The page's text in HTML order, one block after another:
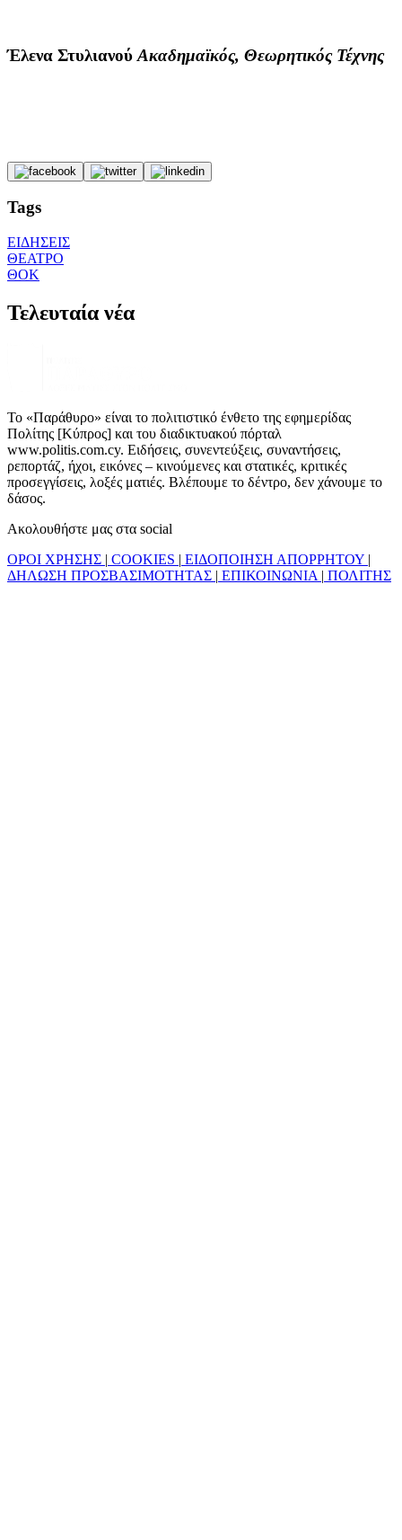
Έλενα Στυλιανού Ακαδημαϊκός, Θεωρητικός Τέχνης
Tags
ΕΙΔΗΣΕΙΣ
ΘΕΑΤΡΟ
ΘΟΚ
Τελευταία νέα
Το «Παράθυρο» είναι το πολιτιστικό ένθετο της εφημερίδας
Πολίτης [Κύπρος] και του διαδικτυακού πόρταλ
www.politis.com.cy. Ειδήσεις, συνεντεύξεις, συναντήσεις,
ρεπορτάζ, ήχοι, εικόνες – κινούμενες και στατικές, κριτικές
προσεγγίσεις, λοξές ματιές. Βλέπουμε το δέντρο, δεν χάνουμε το
δάσος.
Ακολουθήστε μας στα social
ΟΡΟΙ ΧΡΗΣΗΣ | COOKIES | ΕΙΔΟΠΟΙΗΣΗ ΑΠΟΡΡΗΤΟΥ |
ΔΗΛΩΣΗ ΠΡΟΣΒΑΣΙΜΟΤΗΤΑΣ | ΕΠΙΚΟΙΝΩΝΙΑ | ΠΟΛΙΤΗΣ